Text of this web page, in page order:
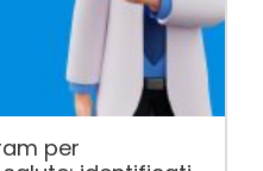
per